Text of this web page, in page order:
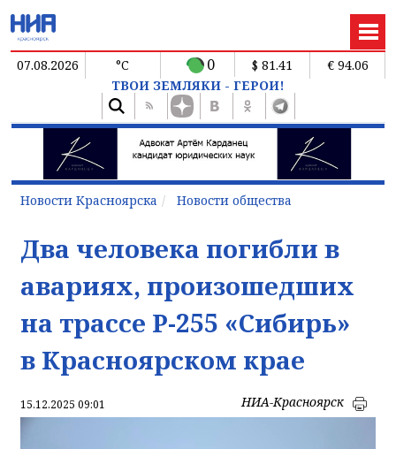
07.08.2026 °C 0 $ 81.41
€ 94.06
ТВОИ ЗЕМЛЯКИ - ГЕРОИ!
Новости Красноярска Новости общества
Два человека погибли в
авариях, произошедших
на трассе Р-255 «Сибирь»
в Красноярском крае
15.12.2025 09:01 НИА-Красноярск